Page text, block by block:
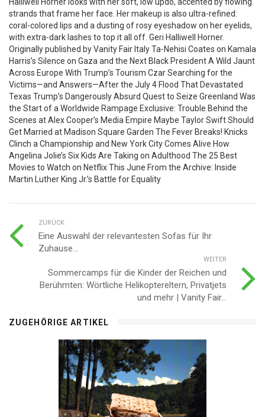
strands that frame her face. Her makeup is also ultra-refined:
coral-colored lips and a dusting of rosy eyeshadow on her eyelids,
with extra-dark lashes to top it all off. Geri Halliwell Horner.
Originally published by Vanity Fair Italy Ta-Nehisi Coates on Kamala
Harris’s Silence on Gaza and the Next Black President A Wild Jaunt
Across Europe With Trump’s Tourism Czar Searching for the
Victims—and Answers—After the July 4 Flood That Devastated
Texas Trump’s Dangerously Absurd Quest to Seize Greenland Was
the Start of a Worldwide Rampage Exclusive: Trouble Behind the
Scenes at Alex Cooper’s Media Empire Maybe Taylor Swift Should
Get Married at Madison Square Garden The Fever Breaks! Knicks
Clinch a Championship and New York City Comes Alive How
Angelina Jolie’s Six Kids Are Taking on Adulthood The 25 Best
Movies to Watch on Netflix This June From the Archive: Inside
Martin Luther King Jr.’s Battle for Equality
ZURÜCK
Eine Auswahl der relevantesten Sofas für Ihr
Zuhause...
WEITER
Sommercamps für die Kinder der Reichen und
Berühmten: Wörtliche Helikoptereltern, Privatjets
und mehr | Vanity Fair...
ZUGEHÖRIGE ARTIKEL